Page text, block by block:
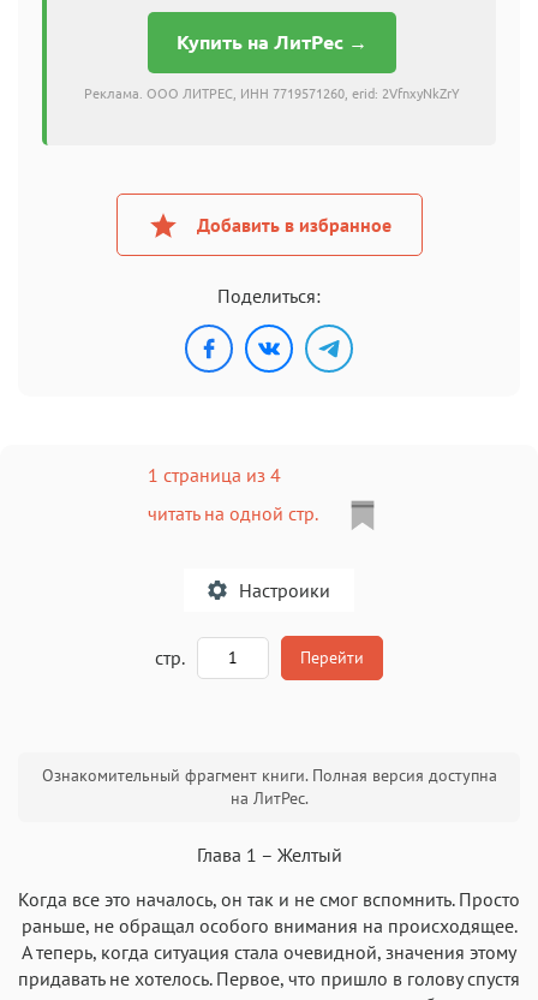
Купить на ЛитРес →
Реклама. ООО ЛИТРЕС, ИНН 7719571260, erid: 2VfnxyNkZrY
Добавить в избранное
Поделиться:
1 страница из 4
читать на одной стр.
Настроики
Аа
Roboto
Аа
Garamond
Аа
Fira Sans
Аа
Times
стр. Перейти
Ознакомительный фрагмент книги. Полная версия доступна
на ЛитРес.
Глава 1 – Желтый
Когда все это началось, он так и не смог вспомнить. Просто
раньше, не обращал особого внимания на происходящее.
А теперь, когда ситуация стала очевидной, значения этому
придавать не хотелось. Первое, что пришло в голову спустя